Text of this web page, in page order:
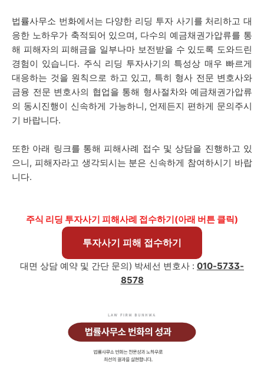
법률사무소 번화에서는 다양한 리딩 투자 사기를 처리하고 대
응한 노하우가 축적되어 있으며, 다수의 예금채권가압류를 통
해 피해자의 피해금을 일부나마 보전받을 수 있도록 도와드린
경험이 있습니다. 주식 리딩 투자사기의 특성상 매우 빠르게
대응하는 것을 원칙으로 하고 있고, 특히 형사 전문 변호사와
금융 전문 변호사의 협업을 통해 형사절차와 예금채권가압류
의 동시진행이 신속하게 가능하니, 언제든지 편하게 문의주시
기 바랍니다.
또한 아래 링크를 통해 피해사례 접수 및 상담을 진행하고 있
으니, 피해자라고 생각되시는 분은 신속하게 참여하시기 바랍
니다.
주식 리딩 투자사기 피해사례 접수하기(아래 버튼 클릭)
투자사기 피해 접수하기
대면 상담 예약 및 간단 문의) 박세선 변호사 : 010-5733-
8578